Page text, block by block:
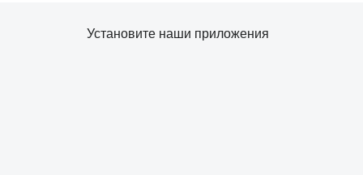
Установите наши приложения